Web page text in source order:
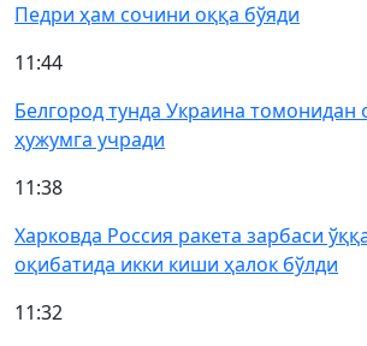
Педри ҳам сочини оққа бўяди
11:44
Белгород тунда Украина
ҳужумга учради
11:38
Харковда Россия ракета зарбаси
оқибатида икки киши ҳалок бўлди
11:32